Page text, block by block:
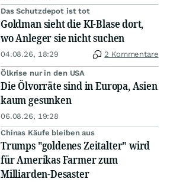
Das Schutzdepot ist tot
Goldman sieht die KI-Blase dort,
wo Anleger sie nicht suchen
04.08.26, 18:29 2 Kommentare
Ölkrise nur in den USA
Die Ölvorräte sind in Europa, Asien
kaum gesunken
06.08.26, 19:28
Chinas Käufe bleiben aus
Trumps "goldenes Zeitalter" wird
für Amerikas Farmer zum
Milliarden-Desaster